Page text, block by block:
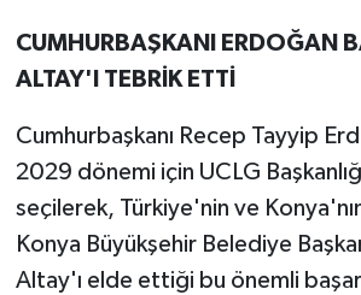
CUMHURBAŞKANI ERDOĞAN
ALTAY'I TEBRİK ETTİ
Cumhurbaşkanı Recep Tayyip
2029 dönemi için UCLG
seçilerek, Türkiye'nin ve
Konya Büyükşehir Belediye
Altay'ı elde ettiği bu önemli